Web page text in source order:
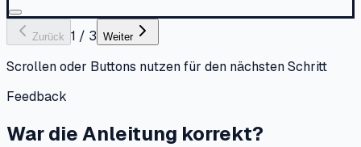
Zurück 1 / 3 Weiter
Scrollen oder Buttons nutzen für den nächsten Schritt
Feedback
War die Anleitung korrekt?